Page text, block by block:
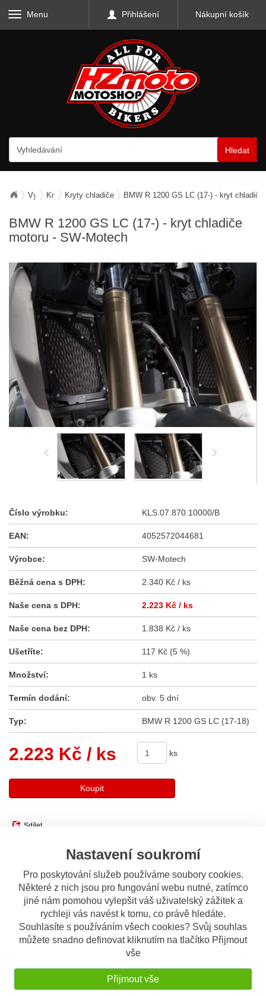
Nastavení soukromí
Pro poskytování služeb používáme soubory cookies.
Některé z nich jsou pro fungování webu nutné, zatímco
jiné nám pomohou vylepšit váš uživatelský zážitek a
rychleji vás navést k tomu, co právě hledáte.
Souhlasíte s používáním všech cookies? Svůj souhlas
můžete snadno definovat kliknutím na tlačítko Přijmout
vše
Přijmout vše
Menu Přihlášení Nákupní košík
Hledat
Vybavení motocyklu
Kryty a mřížky
Kryty chladiče BMW R 1200 GS LC (17-) - kryt
BMW R 1200 GS LC (17-) - kryt chladiče
motoru - SW-Motech
Číslo výrobku: KLS.07.870.10000/B
EAN: 4052572044681
Výrobce: SW-Motech
Běžná cena s DPH: 2.340 Kč / ks
Naše cena s DPH: 2.223 Kč / ks
Naše cena bez DPH: 1.838 Kč / ks
Ušetříte: 117 Kč (5 %)
Množství: 1 ks
Termín dodání: obv. 5 dní
Typ: BMW R 1200 GS LC (17-18)
2.223 Kč / ks ks
Koupit
Sdílet
Popis výrobku
Kryt chránící chladič motoru před
odlétávajícími kamínky od předního
kola - SW-Motech
Materiál: pevná slitina hliníku
Stabilní pevná konstrukce